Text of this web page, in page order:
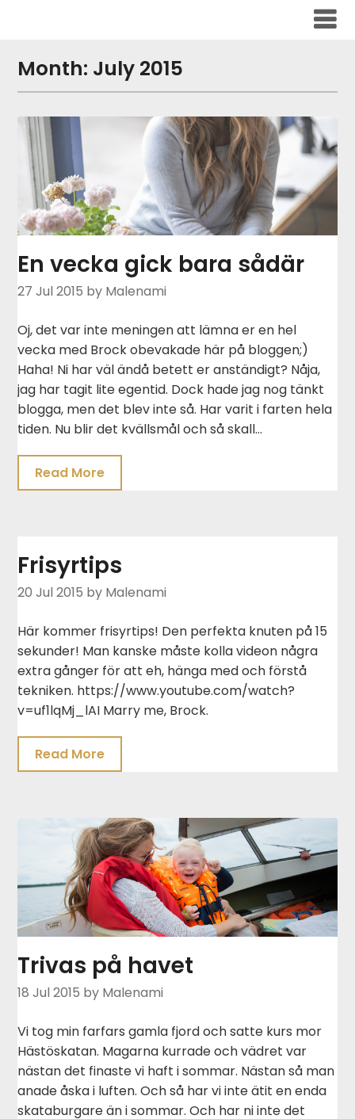
Month: July 2015
En vecka gick bara sådär
27 Jul 2015 by Malenami
Oj, det var inte meningen att lämna er en hel
vecka med Brock obevakade här på bloggen;)
Haha! Ni har väl ändå betett er anständigt? Nåja,
jag har tagit lite egentid. Dock hade jag nog tänkt
blogga, men det blev inte så. Har varit i farten hela
tiden. Nu blir det kvällsmål och så skall…
Read More
Frisyrtips
20 Jul 2015 by Malenami
Här kommer frisyrtips! Den perfekta knuten på 15
sekunder! Man kanske måste kolla videon några
extra gånger för att eh, hänga med och förstå
tekniken. https://www.youtube.com/watch?
v=uf1lqMj_lAI Marry me, Brock.
Read More
Trivas på havet
18 Jul 2015 by Malenami
Vi tog min farfars gamla fjord och satte kurs mor
Hästöskatan. Magarna kurrade och vädret var
nästan det finaste vi haft i sommar. Nästan så man
anade åska i luften. Och så har vi inte ätit en enda
skataburgare än i sommar. Och har ni inte det